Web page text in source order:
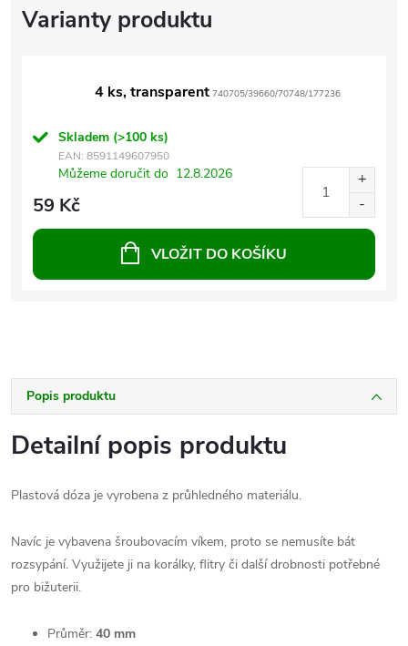
4 ks, transparent 740705/39660/70748/177236
Skladem (>100 ks)
EAN: 8591149607950
Můžeme doručit do 12.8.2026
59 Kč
VLOŽIT DO KOŠÍKU
Popis produktu
Detailní popis produktu
Plastová dóza je vyrobena z průhledného materiálu.
Navíc je vybavena šroubovacím víkem, proto se nemusíte bát
rozsypání. Využijete ji na korálky, flitry či další drobnosti potřebné
pro bižuterii.
Průměr: 40 mm